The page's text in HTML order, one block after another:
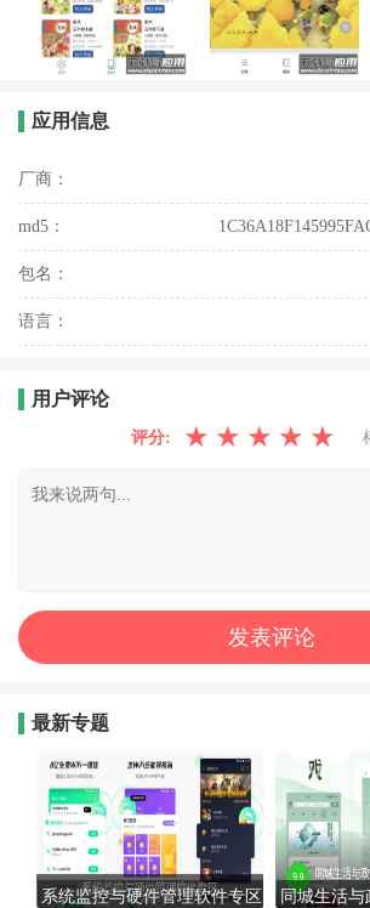
应用信息
厂商：
md5：
包名：
语言：
用户评论
评分: ★ ★ ★ ★ ★
最新专题
系统监控与硬件管理软件专区 同城生活